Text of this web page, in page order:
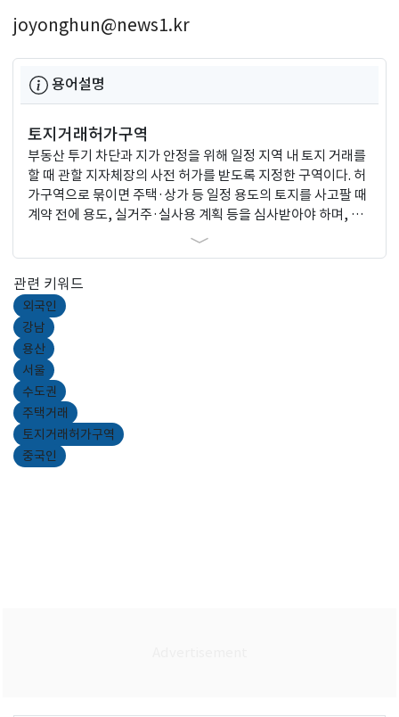
joyonghun@news1.kr
용어설명
토지거래허가구역
부동산 투기 차단과 지가 안정을 위해 일정 지역 내 토지 거래를
할 때 관할 지자체장의 사전 허가를 받도록 지정한 구역이다. 허
가구역으로 묶이면 주택·상가 등 일정 용도의 토지를 사고팔 때
계약 전에 용도, 실거주·실사용 계획 등을 심사받아야 하며, 허
가 없이 체결한 거래는 무효가 된다.
관련 키워드
외국인
강남
용산
서울
수도권
주택거래
토지거래허가구역
중국인